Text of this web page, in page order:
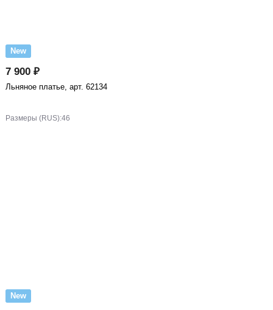
New
7 900 ₽
Льняное платье, арт. 62134
Размеры (RUS):46
New